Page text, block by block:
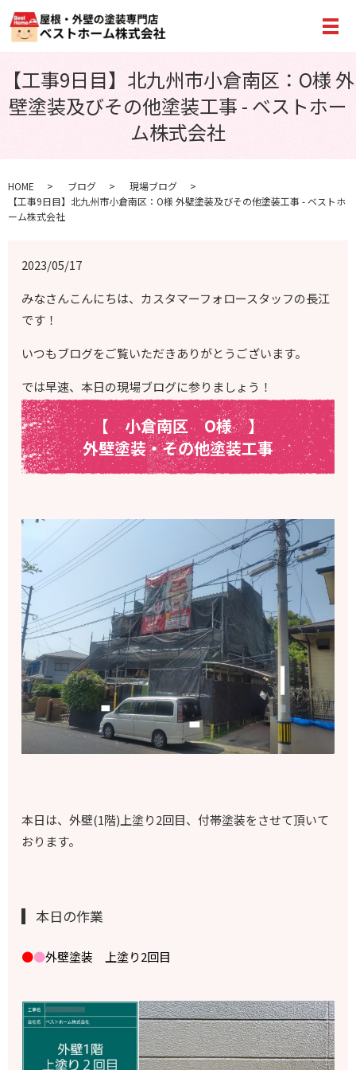
メ
【工事9日目】北九州市小倉南区：O様 外
壁塗装及びその他塗装工事 - ベストホー
ム株式会社
HOME ブログ
現場ブログ
【工事9日目】北九州市小倉南区：O様 外壁塗装及びその他塗装工事 - ベストホ
ーム株式会社
2023/05/17
みなさんこんにちは、カスタマーフォロースタッフの長江
です！
いつもブログをご覧いただきありがとうございます。
では早速、本日の現場ブログに参りましょう！
【 小倉南区 O様】
外壁塗装・その他塗装工事
本日は、外壁(1階)上塗り2回目、付帯塗装をさせて頂いて
おります。
本日の作業
●●外壁塗装 上塗り2回目